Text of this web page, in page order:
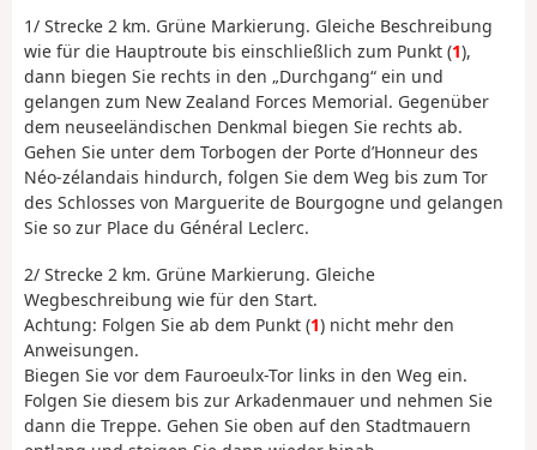
1/ Strecke 2 km. Grüne Markierung. Gleiche Beschreibung
wie für die Hauptroute bis einschließlich zum Punkt (1),
dann biegen Sie rechts in den „Durchgang“ ein und
gelangen zum New Zealand Forces Memorial. Gegenüber
dem neuseeländischen Denkmal biegen Sie rechts ab.
Gehen Sie unter dem Torbogen der Porte d’Honneur des
Néo-zélandais hindurch, folgen Sie dem Weg bis zum Tor
des Schlosses von Marguerite de Bourgogne und gelangen
Sie so zur Place du Général Leclerc.
2/ Strecke 2 km. Grüne Markierung. Gleiche
Wegbeschreibung wie für den Start.
Achtung: Folgen Sie ab dem Punkt (1) nicht mehr den
Anweisungen.
Biegen Sie vor dem Fauroeulx-Tor links in den Weg ein.
Folgen Sie diesem bis zur Arkadenmauer und nehmen Sie
dann die Treppe. Gehen Sie oben auf den Stadtmauern